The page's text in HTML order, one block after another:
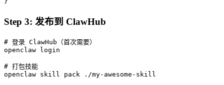
Step 3: 发布到 ClawHub
# 登录 ClawHub（首次需要）
openclaw login
# 打包技能
openclaw skill pack ./my-awesome-skill